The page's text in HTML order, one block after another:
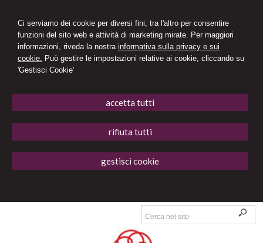
Ci serviamo dei cookie per diversi fini, tra l'altro per consentire
funzioni del sito web e attività di marketing mirate. Per maggiori
informazioni, riveda la nostra informativa sulla privacy e sui
cookie. Può gestire le impostazioni relative ai cookie, cliccando su
'Gestisci Cookie'
accetta tutti
rifiuta tutti
gestisci cookie